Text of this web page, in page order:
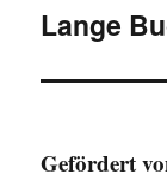
Nächster
Lange
Gefördert